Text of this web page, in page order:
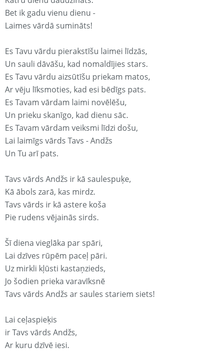
Bet ik gadu vienu dienu -
Laimes vārdā sumināts!
Es Tavu vārdu pierakstīšu laimei līdzās,
Un sauli dāvāšu, kad nomaldījies stars.
Es Tavu vārdu aizsūtīšu priekam matos,
Ar vēju līksmoties, kad esi bēdīgs pats.
Es Tavam vārdam laimi novēlēšu,
Un prieku skanīgo, kad dienu sāc.
Es Tavam vārdam veiksmi līdzi došu,
Lai laimīgs vārds Tavs - Andžs
Un Tu arī pats.
Tavs vārds Andžs ir kā saulespuķe,
Kā ābols zarā, kas mirdz.
Tavs vārds ir kā astere koša
Pie rudens vējainās sirds.
Šī diena vieglāka par spāri,
Lai dzīves rūpēm paceļ pāri.
Uz mirkli kļūsti kastaņzieds,
Jo šodien prieka varavīksnē
Tavs vārds Andžs ar saules stariem siets!
Lai ceļaspieķis
ir Tavs vārds Andžs,
Ar kuru dzīvē iesi.